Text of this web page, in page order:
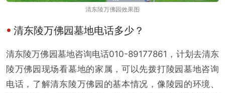
清东陵万佛园效果图
清东陵万佛园墓地电话多少？
清东陵万佛园墓地咨询电话010-89177861，计划去清东
陵万佛园现场看墓地的家属，可以先拨打陵园墓地咨询
电话，了解清东陵万佛园的基本情况，像陵园的环境、